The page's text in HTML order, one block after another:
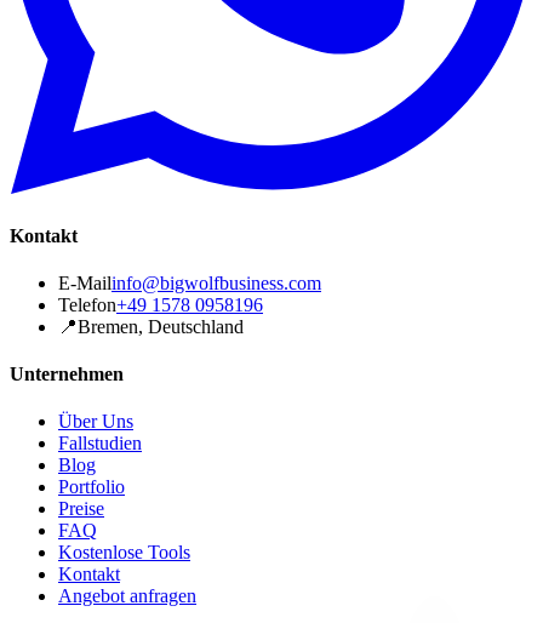
Kontakt
E-Mailinfo@bigwolfbusiness.com
Telefon+49 1578 0958196
📍Bremen, Deutschland
Unternehmen
Über Uns
Fallstudien
Blog
Portfolio
Preise
FAQ
Kostenlose Tools
Kontakt
Angebot anfragen